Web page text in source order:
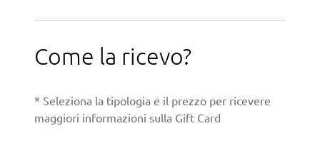
Come la ricevo?
* Seleziona la tipologia e il prezzo per ricevere
maggiori informazioni sulla Gift Card